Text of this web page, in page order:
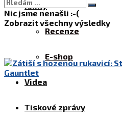
Knihy
Recenze
E-shop
Videa
Tiskové zprávy
Nic jsme nenašli :-(
Zobrazit všechny výsledky